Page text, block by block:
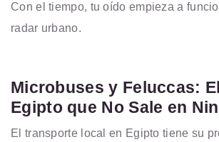
Con el tiempo, tu oído empieza a
radar urbano.
Microbuses y Feluccas:
Egipto que No Sale en
El transporte local en Egipto tiene su